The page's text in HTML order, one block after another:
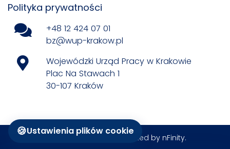
Polityka prywatności
+48 12 424 07 01
bz@wup-krakow.pl
Wojewódzki Urząd Pracy w Krakowie
Plac Na Stawach 1
30-107 Kraków
All rights reserved © Created by nFinity.
🍪Ustawienia plików cookie